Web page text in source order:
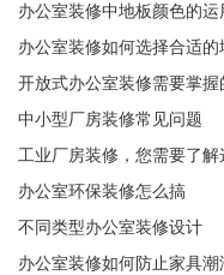
办公室装修中地板颜色的运
办公室装修如何选择合适的
开放式办公室装修需要掌握
中小型厂房装修常见问题
工业厂房装修，您需要了解
办公室环保装修怎么搞
不同类型办公室装修设计
办公室装修如何防止家具潮